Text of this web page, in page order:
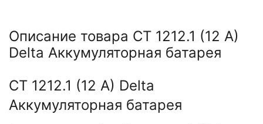
Описание товара CT 1212.1 (12 A)
Delta Аккумуляторная батарея
CT 1212.1 (12 A) Delta
Аккумуляторная батарея